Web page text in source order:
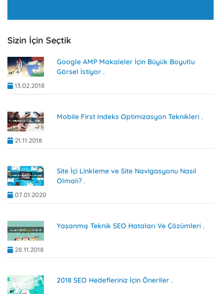
Sizin İçin Seçtik
13.02.2018
Google AMP Makaleler İçin Büyük Boyutlu
Görsel İstiyor .
21.11.2018
Mobile First Indeks Optimizasyon Teknikleri .
07.01.2020
Site İçi Linkleme ve Site Navigasyonu Nasıl
Olmalı? .
28.11.2018
Yaşanmış Teknik SEO Hataları Ve Çözümleri .
2018 SEO Hedefleriniz İçin Öneriler .